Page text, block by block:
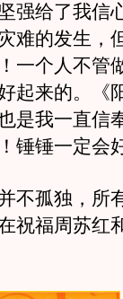
强给了我信
难的发生，
一个人不管
起来的。《
是我一直信
锤锤一定会
孤独，所
祝福周苏红